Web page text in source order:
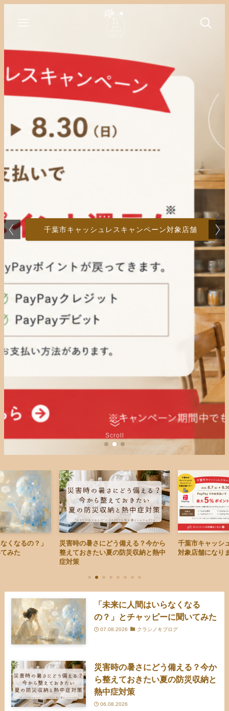
千葉市キャッシュレスキャンペーン対象店舗
Scroll
くなるの？」
みた
災害時の暑さにどう備える？今から
整えておきたい夏の防災収納と熱中
症対策
千葉市キャッシ
対象店舗になり
「未来に人間はいらなくなる
の？」とチャッピーに聞いてみた
07.08.2026 クラシノキブログ
災害時の暑さにどう備える？今か
ら整えておきたい夏の防災収納と
熱中症対策
06.08.2026